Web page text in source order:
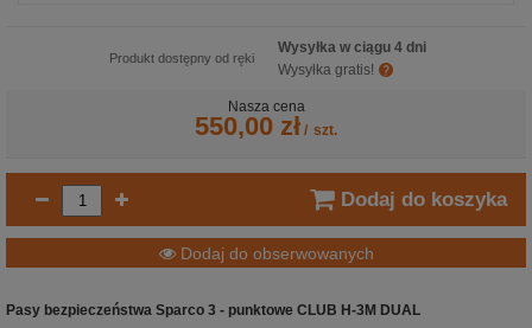
Produkt dostępny od ręki
Wysyłka w ciągu 4 dni
Wysyłka gratis!
Nasza cena
550,00 zł / szt.
Dodaj do koszyka
Dodaj do obserwowanych
Pasy bezpieczeństwa Sparco 3 - punktowe CLUB H-3M DUAL